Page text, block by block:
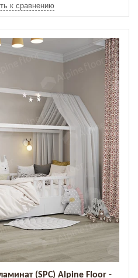
к сравнению
(SPC) Alpine Floor -